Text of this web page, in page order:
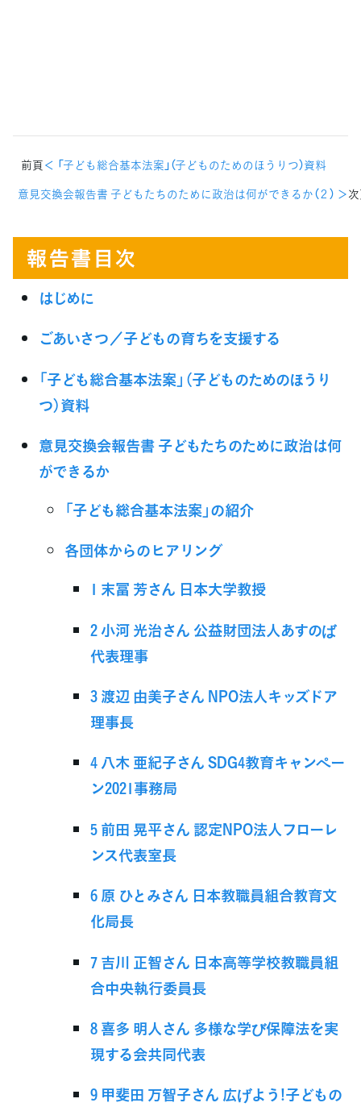
前頁＜ 「子ども総合基本法案」（子どものためのほうりつ）資料
意見交換会報告書 子どもたちのために政治は何ができるか（２） ＞
はじめに
ごあいさつ／子どもの育ちを支援する
「子ども総合基本法案」（子どものためのほうり
つ）資料
意見交換会報告書 子どもたちのために政治は何
ができるか
「子ども総合基本法案」の紹介
各団体からのヒアリング
1 末冨 芳さん 日本大学教授
2 小河 光治さん 公益財団法人あすのば
代表理事
3 渡辺 由美子さん NPO法人キッズドア
理事長
4 八木 亜紀子さん SDG4教育キャンペー
ン2021事務局
5 前田 晃平さん 認定NPO法人フローレ
ンス代表室長
6 原 ひとみさん 日本教職員組合教育文
化局長
7 吉川 正智さん 日本高等学校教職員組
合中央執行委員長
8 喜多 明人さん 多様な学び保障法を実
現する会共同代表
9 甲斐田 万智子さん 広げよう!子どもの